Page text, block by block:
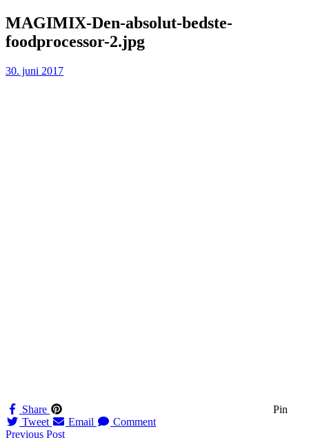
Skip
to
content
MAGIMIX-Den-absolut-bedste-
foodprocessor-2.jpg
30. juni 2017
Share
Pin
Tweet
Email Comment
Previous Post